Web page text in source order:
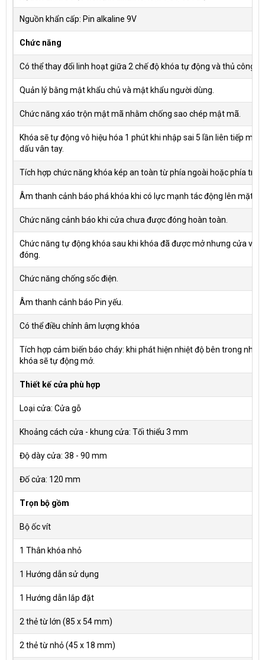
Nguồn khẩn cấp: Pin alkaline 9V
Chức năng
Có thể thay đổi linh hoạt giữa 2 chế độ khóa tự động và thủ công.
Quản lý bằng mật khẩu chủ và mật khẩu người dùng.
Chức năng xáo trộn mật mã nhằm chống sao chép mật mã.
Khóa sẽ tự động vô hiệu hóa 1 phút khi nhập sai 5 lần liên tiếp
dấu vân tay.
Tích hợp chức năng khóa kép an toàn từ phía ngoài hoặc phía
Âm thanh cảnh báo phá khóa khi có lực mạnh tác động lên mặt
Chức năng cảnh báo khi cửa chưa được đóng hoàn toàn.
Chức năng tự động khóa sau khi khóa đã được mở nhưng cửa vẫn
đóng.
Chức năng chống sốc điện.
Âm thanh cảnh báo Pin yếu.
Có thể điều chỉnh âm lượng khóa
Tích hợp cảm biến báo cháy: khi phát hiện nhiệt độ bên trong nhà
khóa sẽ tự động mở.
Thiết kế cửa phù hợp
Loại cửa: Cửa gỗ
Khoảng cách cửa - khung cửa: Tối thiểu 3 mm
Độ dày cửa: 38 - 90 mm
Đố cửa: 120 mm
Trọn bộ gồm
Bộ ốc vít
1 Thân khóa nhỏ
1 Hướng dẫn sử dụng
1 Hướng dẫn lắp đặt
2 thẻ từ lớn (85 x 54 mm)
2 thẻ từ nhỏ (45 x 18 mm)